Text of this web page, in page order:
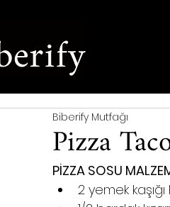
Pizza
Biberify Mutfağı
PİZZA SOSU
2 yemek